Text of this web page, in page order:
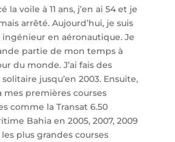
la voile à 11 ans, j’en ai 54 et je
arrêté. Aujourd’hui, je suis
en aéronautique. Je
partie de mon temps à
du monde. J’ai fais des
jusqu’en 2003. Ensuite,
mes premières courses
comme la Transat 6.50
Bahia en 2005, 2007, 2009
les plus grandes courses